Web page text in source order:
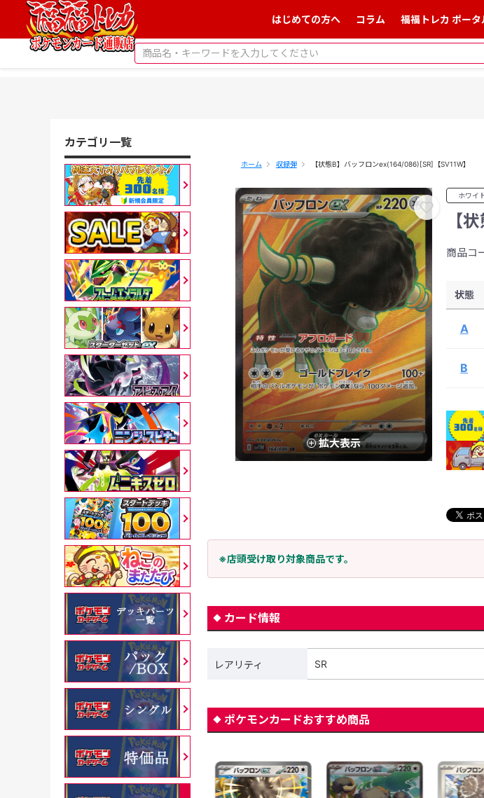
はじめての方へ コラム 福福トレカ ポータ
ホーム 収録弾 【状態B】バッフロンex(164/086)[SR]【SV11W】
拡大表示
ホワイ
【
商品コ
状態
A
B
※店頭受け取り対象商品です。
カード情報
レアリティ SR
ポケモンカードおすすめ商品
カテゴリ一覧